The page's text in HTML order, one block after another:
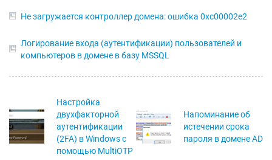
Не загружается контроллер домена: ошибка 0xc00002e2
Логирование входа (аутентификации) пользователей и
компьютеров в домене в базу MSSQL
Настройка
двухфакторной
аутентификации
(2FA) в Windows с
помощью MultiOTP
Напоминание об
истечении срока
пароля в домене AD